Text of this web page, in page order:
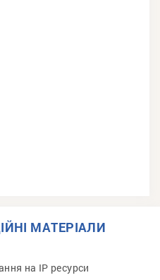
МАТЕРІАЛИ
на IP ресурси